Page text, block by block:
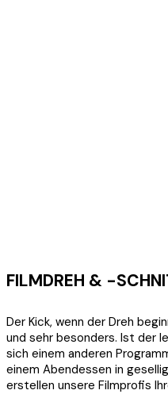
FILMDREH & -
Der Kick, wenn der Dreh
und sehr besonders. Ist der
sich einem anderen
einem Abendessen in
erstellen unsere Filmprofis